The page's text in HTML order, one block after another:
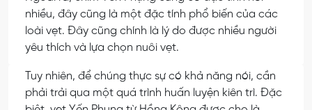
nhiều, đây cũng là một đặc tính phổ biến của các
loài vẹt. Đây cũng chính là lý do được nhiều người
yêu thích và lựa chọn nuôi vẹt.
Tuy nhiên, để chúng thực sự có khả năng nói, cần
phải trải qua một quá trình huấn luyện kiên trì. Đặc